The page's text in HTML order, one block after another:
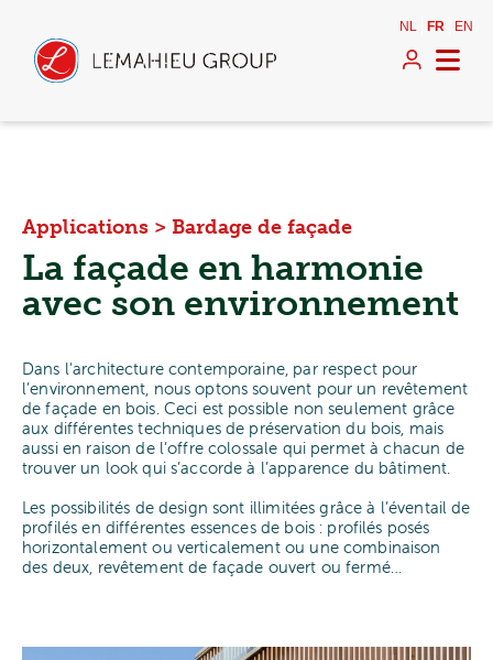
NL FR EN
Applications > Bardage de façade
La façade en harmonie
avec son environnement
Dans l'architecture contemporaine, par respect pour
l’environnement, nous optons souvent pour un revêtement
de façade en bois. Ceci est possible non seulement grâce
aux différentes techniques de préservation du bois, mais
aussi en raison de l’offre colossale qui permet à chacun de
trouver un look qui s’accorde à l’apparence du bâtiment.
Les possibilités de design sont illimitées grâce à l’éventail de
profilés en différentes essences de bois : profilés posés
horizontalement ou verticalement ou une combinaison
des deux, revêtement de façade ouvert ou fermé…